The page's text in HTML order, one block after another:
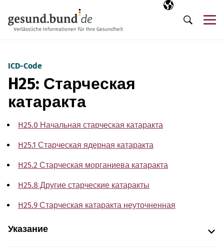
Выбранный
RU
Поиск
ICD-Code
H25: Старческая
катаракта
H25.0 Начальная старческая катаракта
H25.1 Старческая ядерная катаракта
H25.2 Старческая морганиева катаракта
H25.8 Другие старческие катаракты
H25.9 Старческая катаракта неуточненная
Указание